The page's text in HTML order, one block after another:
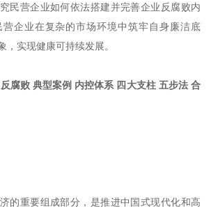
民营企业如何依法搭建并完善企业反腐败内
企业在复杂的市场环境中筑牢自身廉洁底
，实现健康可持续发展。
反腐败 典型案例 内控体系 四大支柱 五步法 合
的重要组成部分，是推进中国式现代化和高